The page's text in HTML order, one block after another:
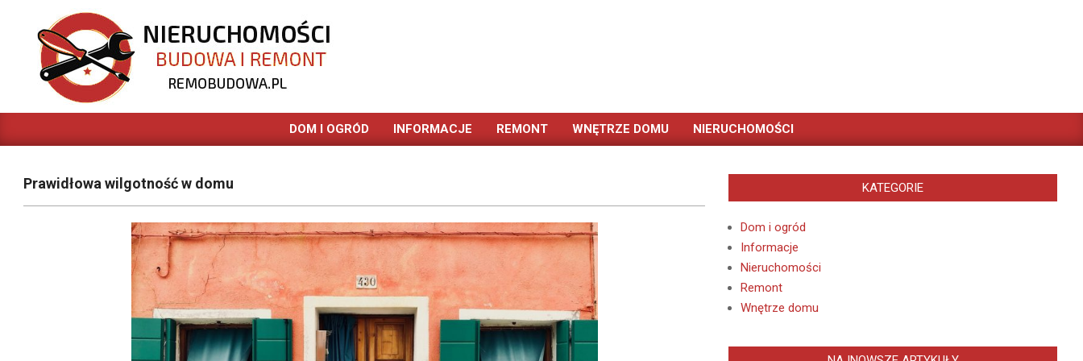
content
REMOBUDOWA.PL
Primary
DOM I OGRÓD INFORMACJE REMONT WNĘTRZE DOMU NIERUCHOMOŚCI
Prawidłowa wilgotność w domu KATEGORIE
Dom i ogród
Informacje
Nieruchomości
Remont
Wnętrze domu